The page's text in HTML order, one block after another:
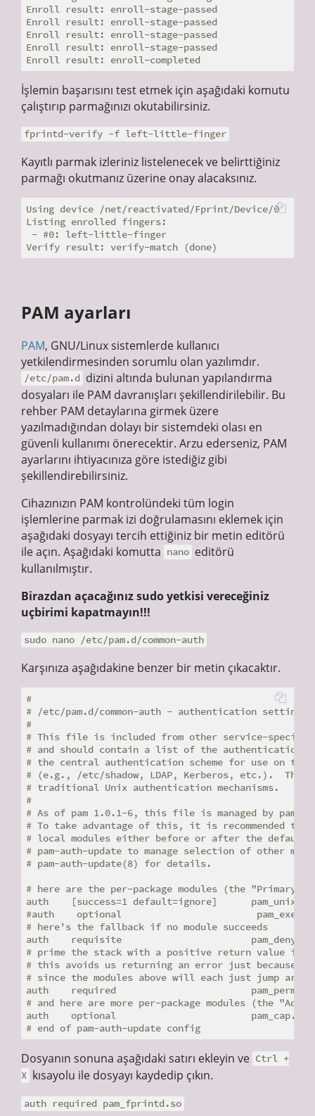
Enroll result: enroll-stage-passed
Enroll result: enroll-stage-passed
Enroll result: enroll-stage-passed
Enroll result: enroll-stage-passed
İşlemin başarısını test etmek için aşağıdaki komutu
çalıştırıp parmağınızı okutabilirsiniz.
fprintd-verify -f left-little-finger
Kayıtlı parmak izleriniz listelenecek ve belirttiğiniz
parmağı okutmanız üzerine onay alacaksınız.
Using device /net/reactivated/Fprint/Device/0
Listing enrolled fingers:
- #0: left-little-finger
PAM ayarları
PAM, GNU/Linux sistemlerde kullanıcı
yetkilendirmesinden sorumlu olan yazılımdır.
/etc/pam.d dizini altında bulunan yapılandırma
dosyaları ile PAM davranışları şekillendirilebilir. Bu
rehber PAM detaylarına girmek üzere
yazılmadığından dolayı bir sistemdeki olası en
güvenli kullanımı önerecektir. Arzu ederseniz, PAM
ayarlarını ihtiyacınıza göre istediğiz gibi
şekillendirebilirsiniz.
Cihazınızın PAM kontrolündeki tüm login
işlemlerine parmak izi doğrulamasını eklemek için
aşağıdaki dosyayı tercih ettiğiniz bir metin editörü
ile açın. Aşağıdaki komutta nano editörü
kullanılmıştır.
Birazdan açacağınız sudo yetkisi vereceğiniz
uçbirimi kapatmayın!!!
sudo nano /etc/pam.d/common-auth
Karşınıza aşağıdakine benzer bir metin çıkacaktır.
#
# /etc/pam.d/common-auth - authentication settings
#
# This file is included from other service-
# and should contain a list of the authentication
# the central authentication scheme for use on the
# (e.g., /etc/shadow, LDAP, Kerberos, etc.).  The
# traditional Unix authentication mechanisms.
#
# As of pam 1.0.1-6, this file is managed by pam-
# To take advantage of this, it is recommended
# local modules either before or after the default
# pam-auth-update to manage selection of other
# pam-auth-update(8) for details.
# here are the per-package modules (the "Primary"
auth    [success=1 default=ignore]      pam_unix.so
#auth    optional                        pam_exec.so /
# here's the fallback if no module succeeds
auth    requisite                       pam_deny.so
# prime the stack with a positive return value if
# this avoids us returning an error just because
# since the modules above will each just jump
auth    required
# and here are more per-package modules (the
auth    optional                        pam_cap.so
Dosyanın sonuna aşağıdaki satırı ekleyin ve Ctrl +
X kısayolu ile dosyayı kaydedip çıkın.
auth required pam_fprintd.so